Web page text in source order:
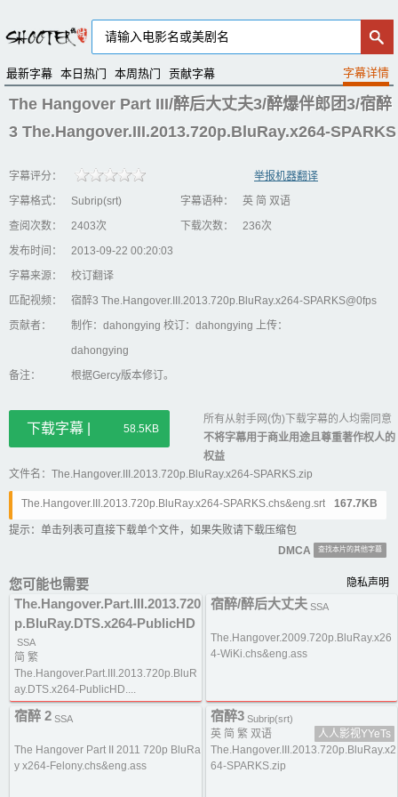
最新字幕 本日热门 本周热门 贡献字幕
The Hangover Part III/醉后大丈夫3/醉爆伴郎团3/宿醉
3 The.Hangover.III.2013.720p.BluRay.x264-SPARKS
字幕评分：
举报机器翻译
字幕格式：
Subrip(srt) 字幕语种：
英 简 双语
查阅次数：
2403次 下载次数：
236次
发布时间：
2013-09-22 00:20:03
字幕来源：
校订翻译
匹配视频：
宿醉3 The.Hangover.III.2013.720p.BluRay.x264-SPARKS@0fps
贡献者：
制作：dahongying 校订：dahongying 上传：
dahongying
备注：
根据Gercy版本修订。
下载字幕 | 58.5KB
所有从射手网(伪)下载字幕的人均需同意
不将字幕用于商业用途且尊重著作权人的
权益
文件名：The.Hangover.III.2013.720p.BluRay.x264-SPARKS.zip
The.Hangover.III.2013.720p.BluRay.x264-SPARKS.chs&eng.srt 167.7KB
提示：单击列表可直接下载单个文件，如果失败请下载压缩包
DMCA
查找本片的其他字幕
您可能也需要 隐私声明
The.Hangover.Part.III.2013.720
p.BluRay.DTS.x264-PublicHD
SSA
简 繁
The.Hangover.Part.III.2013.720p.BluR
ay.DTS.x264-PublicHD....
宿醉/醉后大丈夫 SSA
The.Hangover.2009.720p.BluRay.x26
4-WiKi.chs&eng.ass
宿醉 2 SSA
The Hangover Part II 2011 720p BluRa
y x264-Felony.chs&eng.ass
宿醉3 Subrip(srt)
英 简 繁 双语
人人影视YYeTs
The.Hangover.III.2013.720p.BluRay.x2
64-SPARKS.zip